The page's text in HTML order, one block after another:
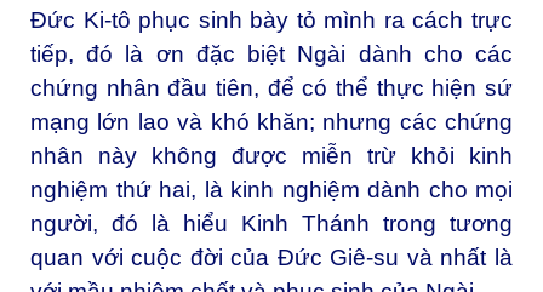
Đức Ki-tô phục sinh bày tỏ mình ra cách trực
tiếp, đó là ơn đặc biệt Ngài dành cho các
chứng nhân đầu tiên, để có thể thực hiện sứ
mạng lớn lao và khó khăn; nhưng các chứng
nhân này không được miễn trừ khỏi kinh
nghiệm thứ hai, là kinh nghiệm dành cho mọi
người, đó là hiểu Kinh Thánh trong tương
quan với cuộc đời của Đức Giê-su và nhất là